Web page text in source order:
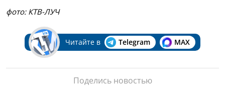
фото: КТВ-ЛУЧ
Читайте в Telegram MAX
Поделись новостью